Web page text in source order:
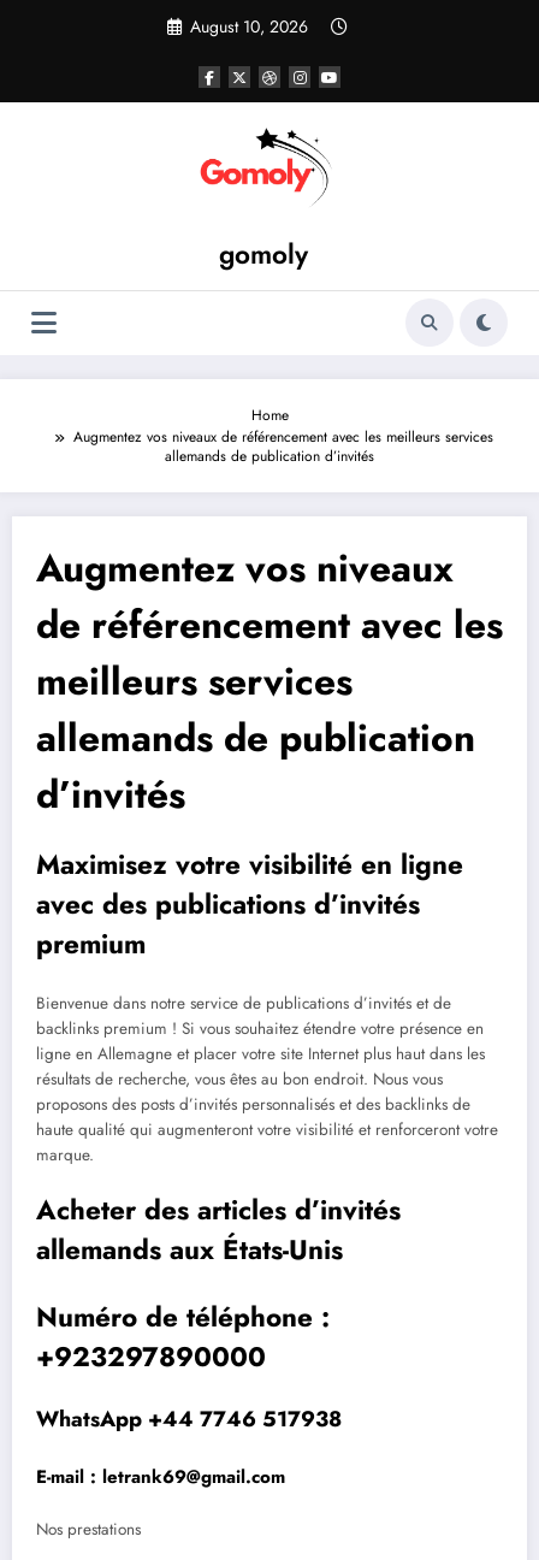
August 10, 2026
gomoly
Home
Augmentez vos niveaux de référencement avec les meilleurs services
allemands de publication d’invités
Augmentez vos niveaux
de référencement avec les
meilleurs services
allemands de publication
d’invités
Maximisez votre visibilité en ligne
avec des publications d’invités
premium
Bienvenue dans notre service de publications d’invités et de
backlinks premium ! Si vous souhaitez étendre votre présence en
ligne en Allemagne et placer votre site Internet plus haut dans les
résultats de recherche, vous êtes au bon endroit. Nous vous
proposons des posts d’invités personnalisés et des backlinks de
haute qualité qui augmenteront votre visibilité et renforceront votre
marque.
Acheter des articles d’invités
allemands aux États-Unis
Numéro de téléphone :
+923297890000
WhatsApp +44 7746 517938
E-mail : letrank69@gmail.com
Nos prestations